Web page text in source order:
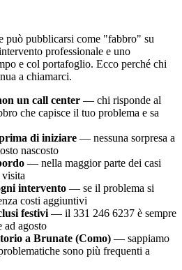
può pubblicarsi come "fabbro" su
professionale e uno
e col portafoglio. Ecco perché chi
a chiamarci.
un call center — chi risponde al
che capisce il tuo problema e sa
di iniziare — nessuna sorpresa a
nascosto
— nella maggior parte dei casi
intervento — se il problema si
costi aggiuntivi
festivi — il 331 246 6237 è sempre
ad agosto
a Brunate (Como) — sappiamo
sono più frequenti a